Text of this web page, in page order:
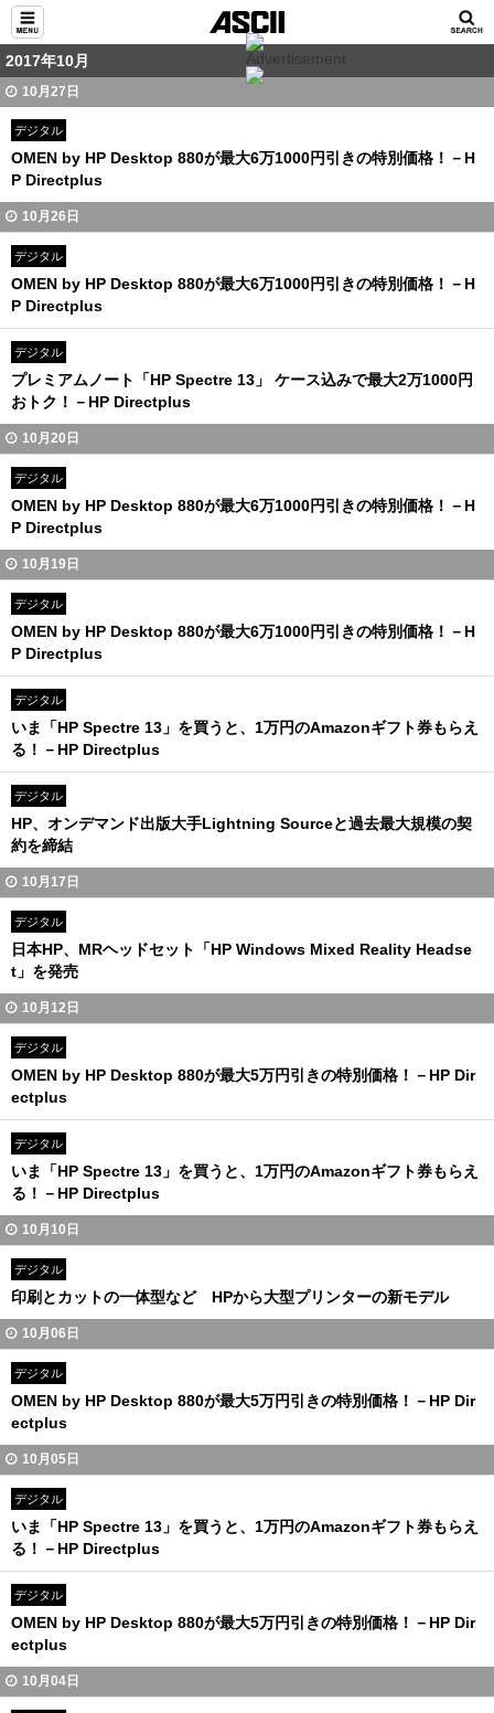
2017年10月
10月27日
デジタル
OMEN by HP Desktop 880が最大6万1000円引きの特別価格！－H
P Directplus
10月26日
デジタル
OMEN by HP Desktop 880が最大6万1000円引きの特別価格！－H
P Directplus
デジタル
プレミアムノート「HP Spectre 13」 ケース込みで最大2万1000円
おトク！－HP Directplus
10月20日
デジタル
OMEN by HP Desktop 880が最大6万1000円引きの特別価格！－H
P Directplus
10月19日
デジタル
OMEN by HP Desktop 880が最大6万1000円引きの特別価格！－H
P Directplus
デジタル
いま「HP Spectre 13」を買うと、1万円のAmazonギフト券もらえ
る！－HP Directplus
デジタル
HP、オンデマンド出版大手Lightning Sourceと過去最大規模の契
約を締結
10月17日
デジタル
日本HP、MRヘッドセット「HP Windows Mixed Reality Headse
t」を発売
10月12日
デジタル
OMEN by HP Desktop 880が最大5万円引きの特別価格！－HP Dir
ectplus
デジタル
いま「HP Spectre 13」を買うと、1万円のAmazonギフト券もらえ
る！－HP Directplus
10月10日
デジタル
印刷とカットの一体型など HPから大型プリンターの新モデル
10月06日
デジタル
OMEN by HP Desktop 880が最大5万円引きの特別価格！－HP Dir
ectplus
10月05日
デジタル
いま「HP Spectre 13」を買うと、1万円のAmazonギフト券もらえ
る！－HP Directplus
デジタル
OMEN by HP Desktop 880が最大5万円引きの特別価格！－HP Dir
ectplus
10月04日